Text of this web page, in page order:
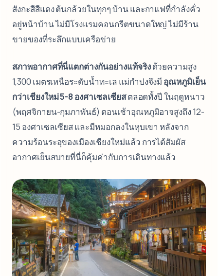
สังกะสีสีแดง ต้นกล้วยในทุกๆ บ้าน และกาแฟที่กำลังคั่ว
อยู่หน้าบ้าน ไม่มีโรงแรมคอนกรีตขนาดใหญ่ ไม่มีร้าน
ขายของที่ระลึกแบบเครือข่าย
สภาพอากาศที่นี่แตกต่างกันอย่างแท้จริงด้วยความสูง
1,300 เมตรเหนือระดับน้ำทะเล แม่กำปงจึงมี อุณหภูมิเย็น
กว่าเชียงใหม่ 5-8 องศาเซลเซียสตลอดทั้งปี ในฤดูหนาว
(พฤศจิกายน-กุมภาพันธ์) ตอนเช้าอุณหภูมิอาจสูงถึง 12-
15 องศาเซลเซียส และมีหมอกลงในหุบเขา หลังจาก
ความร้อนระอุของเมืองเชียงใหม่แล้ว การได้สัมผัส
อากาศเย็นสบายที่นี่ก็คุ้มค่ากับการเดินทางแล้ว